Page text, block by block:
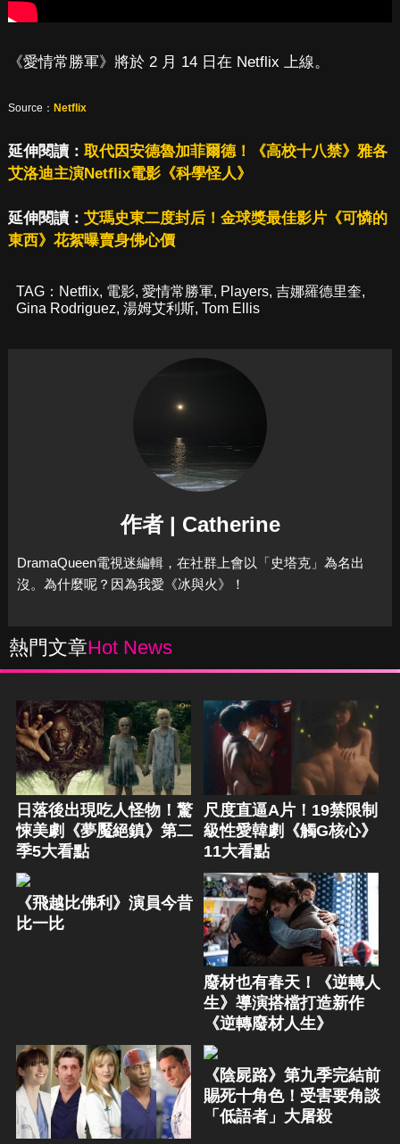
《愛情常勝軍》將於 2 月 14 日在 Netflix 上線。
Source： Netflix
延伸閱讀： 取代因安德魯加菲爾德！《高校十八禁》雅各
艾洛迪主演Netflix電影《科學怪人》
延伸閱讀： 艾瑪史東二度封后！金球獎最佳影片《可憐的
東西》花絮曝賣身佛心價
TAG： Netflix, 電影, 愛情常勝軍, Players, 吉娜羅德里奎,
Gina Rodriguez, 湯姆艾利斯, Tom Ellis
作者 | Catherine
DramaQueen電視迷編輯，在社群上會以「史塔克」為名出
沒。為什麼呢？因為我愛《冰與火》！
熱門文章Hot News
日落後出現吃人怪物！驚
悚美劇《夢魘絕鎮》第二
季5大看點
尺度直逼A片！19禁限制
級性愛韓劇《觸G核心》
11大看點
《飛越比佛利》演員今昔
比一比
廢材也有春天！《逆轉人
生》導演搭檔打造新作
《逆轉廢材人生》
《陰屍路》第九季完結前
賜死十角色！受害要角談
「低語者」大屠殺